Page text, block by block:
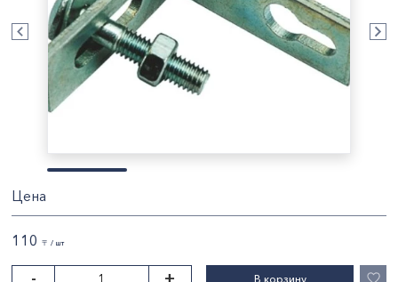
Цена
110 〒 / шт
В корзину